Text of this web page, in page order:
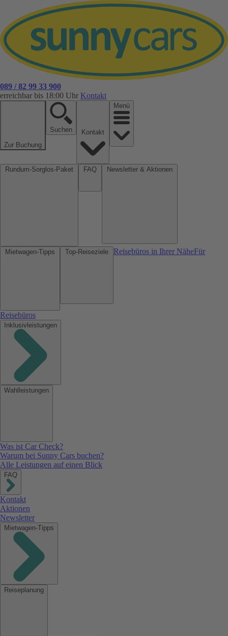
089 / 82 99 33 900
erreichbar bis 18:00 Uhr Kontakt
Zur Buchung
Suchen
Menü
Reisebüros in Ihrer NäheFür
Reisebüros
Inklusivleistungen
Wahlleistungen
Was ist Car Check?
Warum bei Sunny Cars buchen?
Alle Leistungen auf einen Blick
FAQ
Kontakt
Aktionen
Newsletter
Mietwagen-Tipps
Reiseplanung